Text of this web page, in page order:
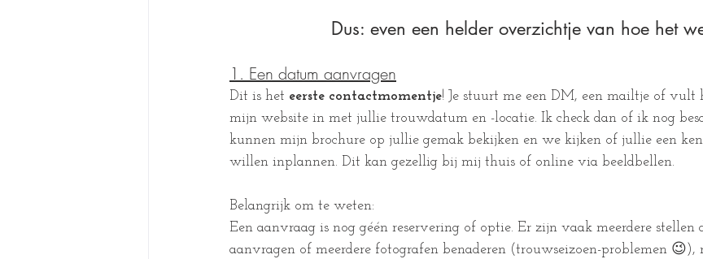
Dus: even een helder overzichtje van hoe het
1. Een datum aanvragen
Dit is het eerste contactmomentje! Je stuurt me een DM, een mailtje of vult
mijn website in met jullie trouwdatum en -locatie. Ik check dan of ik nog
kunnen mijn brochure op jullie gemak bekijken en we kijken of jullie een
willen inplannen. Dit kan gezellig bij mij thuis of online via beeldbellen.
Belangrijk om te weten:
Een aanvraag is nog géén reservering of optie. Er zijn vaak meerdere stellen
aanvragen of meerdere fotografen benaderen (trouwseizoen-problemen 😉),